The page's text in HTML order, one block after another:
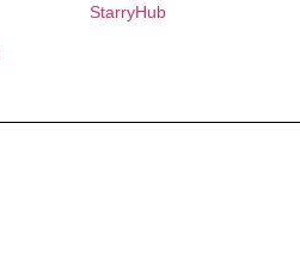
StarryHub